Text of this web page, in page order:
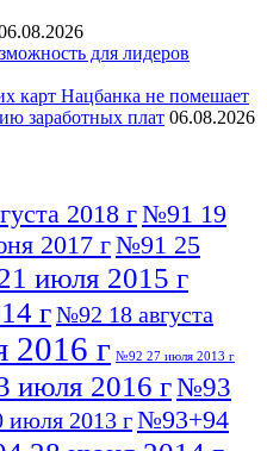
для лидеров
карт Нацбанка не помешает
заработных плат 06.08.2026
2018 г№91 19
2017 г№91 25
июля 2015 г
г№92 18 августа
г №92 27 июля 2013 г
июля 2016 г№93
2013 г№93+94